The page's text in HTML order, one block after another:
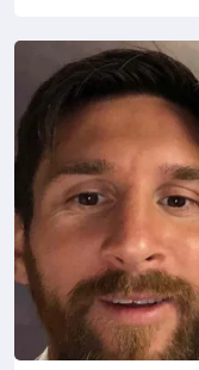
Снимка: Инстаграм